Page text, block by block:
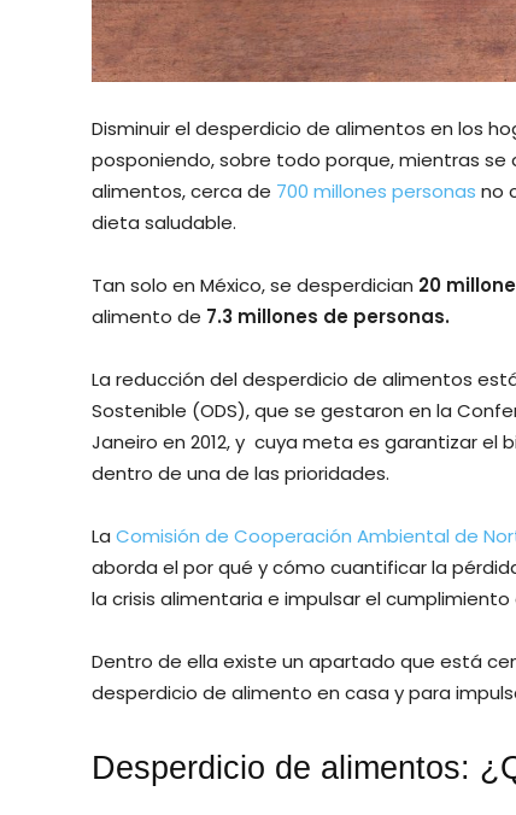
Disminuir el desperdicio de alimentos en los
posponiendo, sobre todo porque, mientras
alimentos, cerca de 700 millones personas no
dieta saludable.
Tan solo en México, se desperdician 20
alimento de 7.3 millones de personas.
La reducción del desperdicio de alimentos
Sostenible (ODS), que se gestaron en la
Janeiro en 2012, y cuya meta es garantizar
dentro de una de las prioridades.
La Comisión de Cooperación Ambiental de
aborda el por qué y cómo cuantificar la
la crisis alimentaria e impulsar el cumplimiento
Dentro de ella existe un apartado que está
desperdicio de alimento en casa y para
Desperdicio de alimentos: